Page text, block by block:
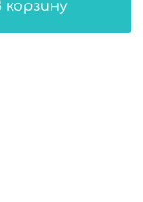
корзину